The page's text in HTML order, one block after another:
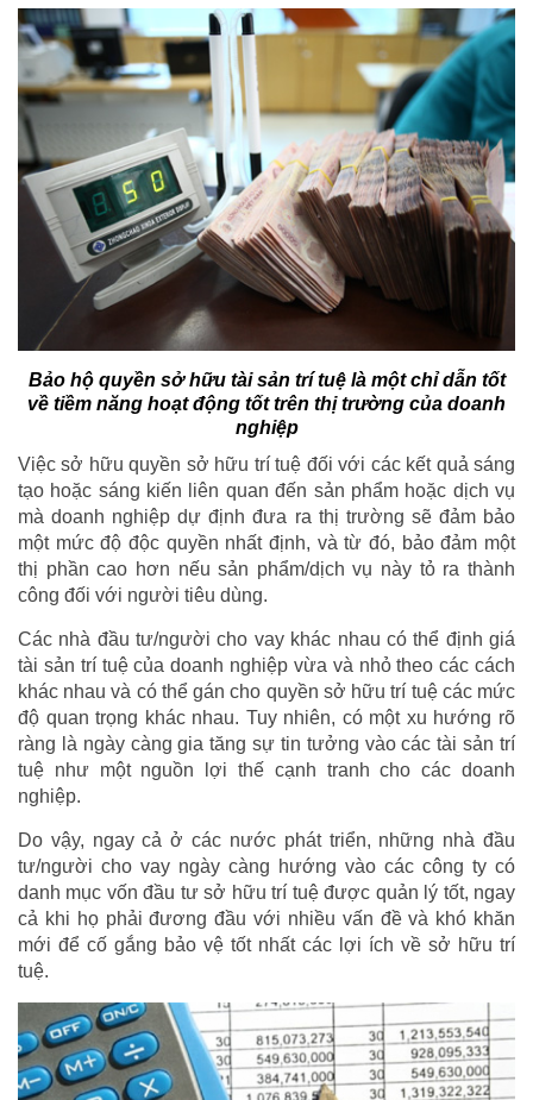
Bảo hộ quyền sở hữu tài sản trí tuệ là một chỉ dẫn tốt
về tiềm năng hoạt động tốt trên thị trường của doanh
nghiệp
Việc sở hữu quyền sở hữu trí tuệ đối với các kết quả sáng
tạo hoặc sáng kiến liên quan đến sản phẩm hoặc dịch vụ
mà doanh nghiệp dự định đưa ra thị trường sẽ đảm bảo
một mức độ độc quyền nhất định, và từ đó, bảo đảm một
thị phần cao hơn nếu sản phẩm/dịch vụ này tỏ ra thành
công đối với người tiêu dùng.
Các nhà đầu tư/người cho vay khác nhau có thể định giá
tài sản trí tuệ của doanh nghiệp vừa và nhỏ theo các cách
khác nhau và có thể gán cho quyền sở hữu trí tuệ các mức
độ quan trọng khác nhau. Tuy nhiên, có một xu hướng rõ
ràng là ngày càng gia tăng sự tin tưởng vào các tài sản trí
tuệ như một nguồn lợi thế cạnh tranh cho các doanh
nghiệp.
Do vậy, ngay cả ở các nước phát triển, những nhà đầu
tư/người cho vay ngày càng hướng vào các công ty có
danh mục vốn đầu tư sở hữu trí tuệ được quản lý tốt, ngay
cả khi họ phải đương đầu với nhiều vấn đề và khó khăn
mới để cố gắng bảo vệ tốt nhất các lợi ích về sở hữu trí
tuệ.